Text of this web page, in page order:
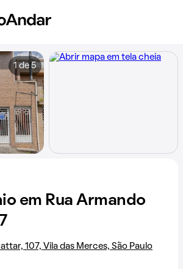
em Rua Armando
107, Vila das Merces, São Paulo
1 de 5